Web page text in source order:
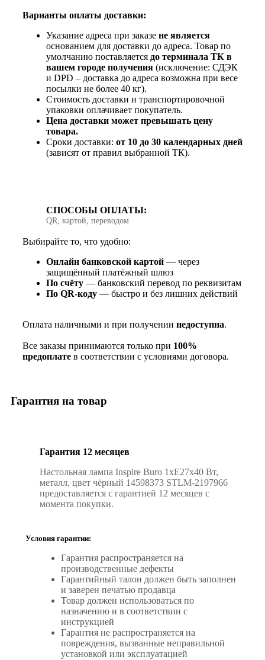
Варианты оплаты доставки:
Указание адреса при заказе не является
основанием для доставки до адреса. Товар по
умолчанию поставляется до терминала ТК в
вашем городе получения (исключение: СДЭК
и DPD – доставка до адреса возможна при весе
посылки не более 40 кг).
Стоимость доставки и транспортировочной
упаковки оплачивает покупатель.
Цена доставки может превышать цену
товара.
Сроки доставки: от 10 до 30 календарных дней
(зависят от правил выбранной ТК).
СПОСОБЫ ОПЛАТЫ:
QR, картой, переводом
Выбирайте то, что удобно:
Онлайн банковской картой — через
защищённый платёжный шлюз
По счёту — банковский перевод по реквизитам
По QR‑коду — быстро и без лишних действий
Оплата наличными и при получении недоступна.
Все заказы принимаются только при 100%
предоплате в соответствии с условиями договора.
Гарантия на товар
Гарантия 12 месяцев
Настольная лампа Inspire Buro 1xE27х40 Вт,
металл, цвет чёрный 14598373 STLM-2197966
предоставляется с гарантией 12 месяцев с
момента покупки.
Условия гарантии:
Гарантия распространяется на
производственные дефекты
Гарантийный талон должен быть заполнен
и заверен печатью продавца
Товар должен использоваться по
назначению и в соответствии с
инструкцией
Гарантия не распространяется на
повреждения, вызванные неправильной
установкой или эксплуатацией